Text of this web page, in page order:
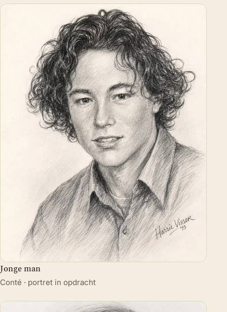
Jonge man
Conté · portret in opdracht